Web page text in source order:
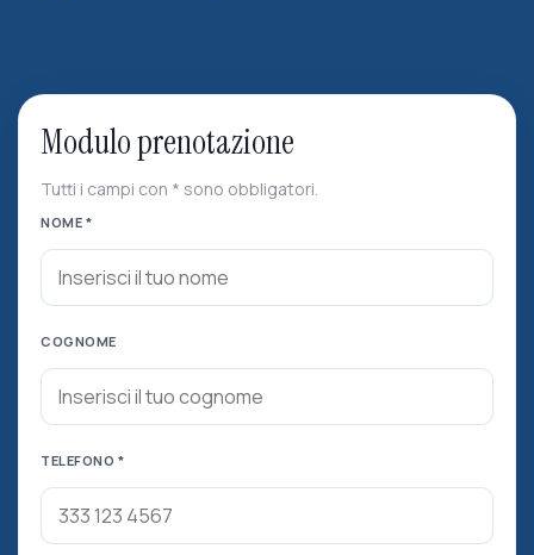
Modulo prenotazione
Tutti i campi con * sono obbligatori.
NOME *
COGNOME
TELEFONO *